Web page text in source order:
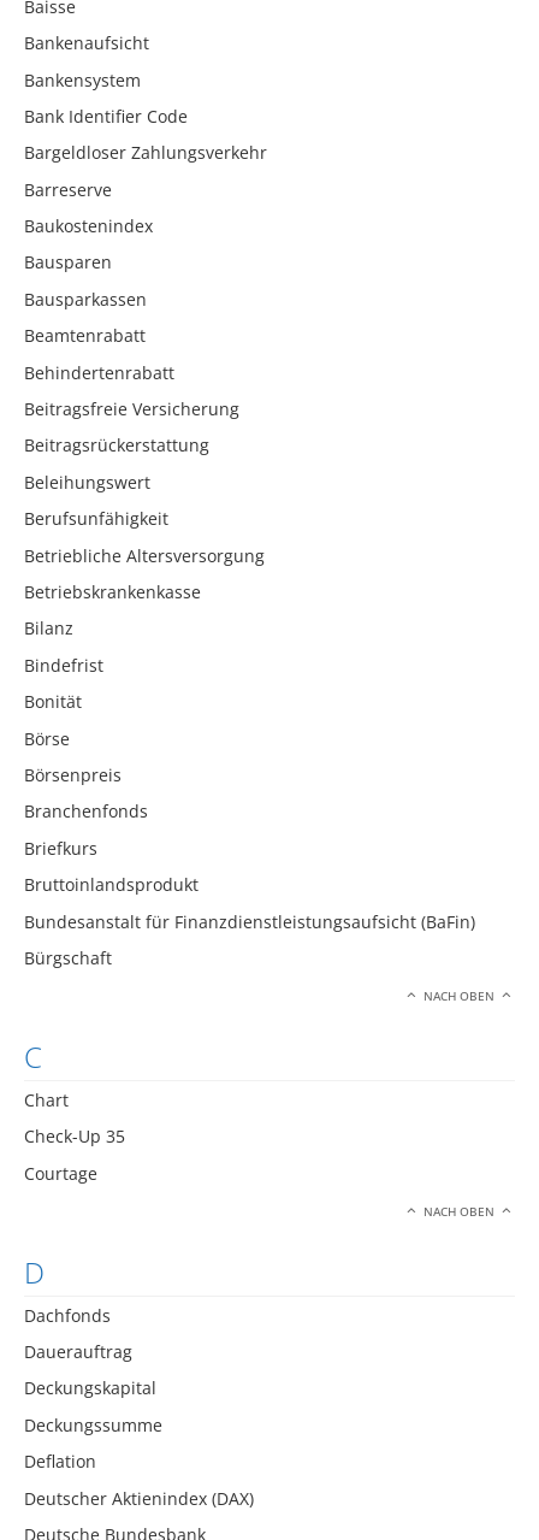
Baisse
Bankenaufsicht
Bankensystem
Bank Identifier Code
Bargeldloser Zahlungsverkehr
Barreserve
Baukostenindex
Bausparen
Bausparkassen
Beamtenrabatt
Behindertenrabatt
Beitragsfreie Versicherung
Beitragsrückerstattung
Beleihungswert
Berufsunfähigkeit
Betriebliche Altersversorgung
Betriebskrankenkasse
Bilanz
Bindefrist
Bonität
Börse
Börsenpreis
Branchenfonds
Briefkurs
Bruttoinlandsprodukt
Bundesanstalt für Finanzdienstleistungsaufsicht (BaFin)
Bürgschaft
NACH OBEN
C
Chart
Check-Up 35
Courtage
NACH OBEN
D
Dachfonds
Dauerauftrag
Deckungskapital
Deckungssumme
Deflation
Deutscher Aktienindex (DAX)
Deutsche Bundesbank